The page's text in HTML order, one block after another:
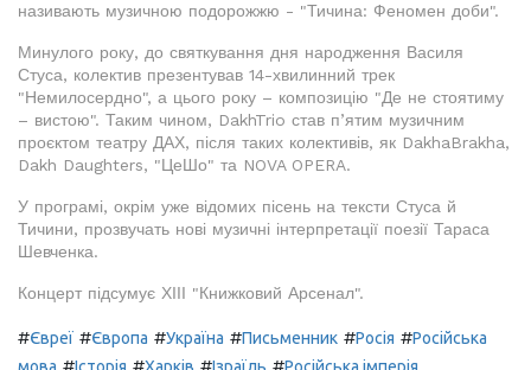
називають музичною подорожжю - "Тичина: Феномен доби".
Минулого року, до святкування дня народження Василя
Стуса, колектив презентував 14-хвилинний трек
"Немилосердно", а цього року – композицію "Де не стоятиму
– вистою". Таким чином, DakhTrio став п’ятим музичним
проєктом театру ДАХ, після таких колективів, як DakhaBrakha,
Dakh Daughters, "ЦеШо" та NOVA OPERA.
У програмі, окрім уже відомих пісень на тексти Стуса й
Тичини, прозвучать нові музичні інтерпретації поезії Тараса
Шевченка.
Концерт підсумує ХІІІ "Книжковий Арсенал".
#Євреї #Європа #Україна #Письменник #Росія #Російська